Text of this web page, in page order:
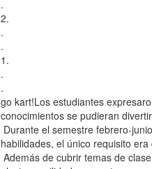
.
2.
.
.
1.
.
.
go kart!Los estudiantes
conocimientos se pudieran
Durante el semestre febrero-
habilidades, el único requisito
Además de cubrir temas de